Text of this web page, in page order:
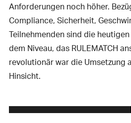
Anforderungen noch höher.
Compliance, Sicherheit,
Teilnehmenden sind die
dem Niveau, das RULEMATCH
revolutionär war die Umsetzung
Hinsicht.